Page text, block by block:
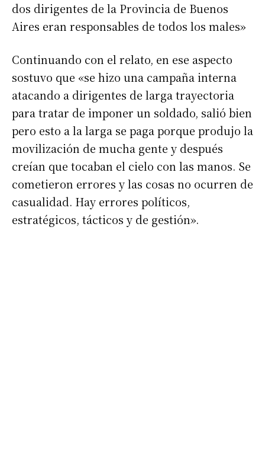
dos dirigentes de la Provincia de Buenos
Aires eran responsables de todos los males»
Continuando con el relato, en ese aspecto
sostuvo que «se hizo una campaña interna
atacando a dirigentes de larga trayectoria
para tratar de imponer un soldado, salió bien
pero esto a la larga se paga porque produjo la
movilización de mucha gente y después
creían que tocaban el cielo con las manos. Se
cometieron errores y las cosas no ocurren de
casualidad. Hay errores políticos,
estratégicos, tácticos y de gestión».